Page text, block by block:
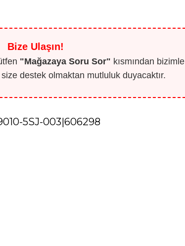
Bize Ulaşın!
"Mağazaya Soru Sor" kısmından
destek olmaktan mutluluk duyacaktır.
5SJ-003|606298